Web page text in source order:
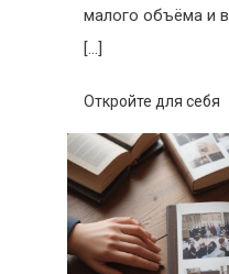
малого объёма и
[…]
Откройте для себя